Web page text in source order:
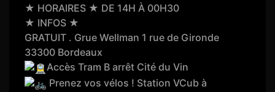
★ HORAIRES ★ DE 14H À 00H30
★ INFOS ★
GRATUIT . Grue Wellman 1 rue de Gironde
33300 Bordeaux
Accès Tram B arrêt Cité du Vin
Prenez vos vélos ! Station VCub à